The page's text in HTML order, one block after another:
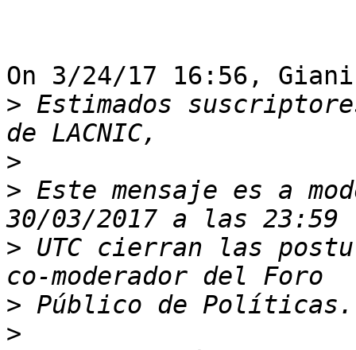
On 3/24/17 16:56,
> Estimados
>
> Este mensaje es a
> UTC cierran las
>
>